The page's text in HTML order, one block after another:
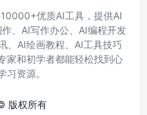
优质AI工具，提供AI
、AI写作办公、AI编程开发
、AI绘画教程、AI工具技巧
家和初学者都能轻松找到心
习资源。
版权所有